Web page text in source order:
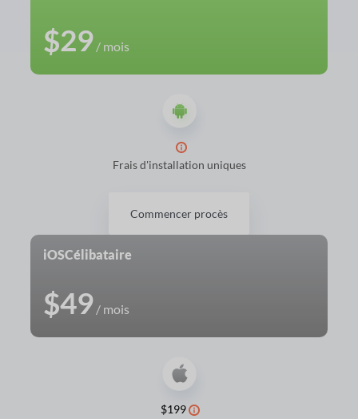
$29 / mois
Frais d'installation uniques
Commencer procès
iOSCélibataire
$49 / mois
$199